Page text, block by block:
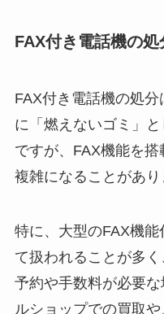
FAX付き電話機の処
FAX付き電話機の処
に「燃えないゴミ」
ですが、FAX機能を
複雑になることがあり
特に、大型のFAX機
て扱われることが多
予約や手数料が必要
ルショップでの買取